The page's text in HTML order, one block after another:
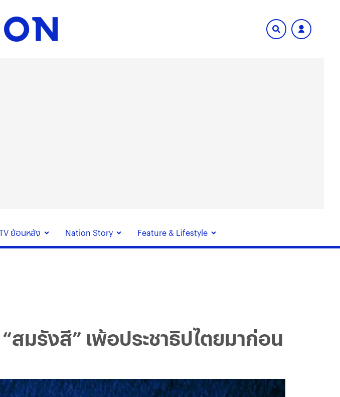
ย้อนหลัง Nation Story Feature & Lifestyle
มรังสี” เพ้อประชาธิปไตยมาก่อน